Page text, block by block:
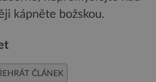
kápněte božskou.
ČLÁNEK